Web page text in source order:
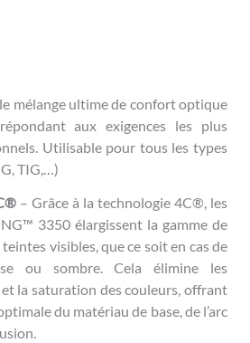
mélange ultime de confort optique
aux exigences les plus
Utilisable pour tous les types
TIG,…)
– Grâce à la technologie 4C®, les
3350 élargissent la gamme de
visibles, que ce soit en cas de
ou sombre. Cela élimine les
la saturation des couleurs, offrant
du matériau de base, de l’arc